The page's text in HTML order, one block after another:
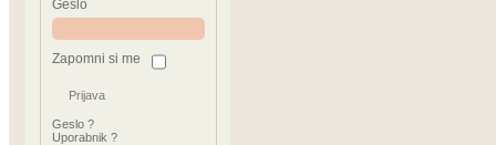
Geslo
Zapomni si me
Geslo ?
Uporabnik ?